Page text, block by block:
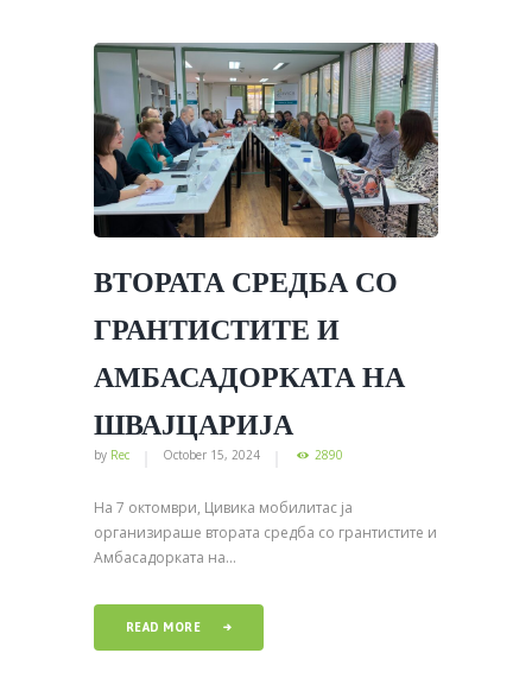
ВТОРАТА СРЕДБА СО
ГРАНТИСТИТЕ И
АМБАСАДОРКАТА НА
ШВАЈЦАРИЈА
by Rec October 15, 2024 2890
На 7 октомври, Цивика мобилитас ја
организираше втората средба со грантистите и
Амбасадорката на...
READ MORE